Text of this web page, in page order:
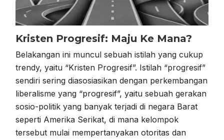
Kristen Progresif: Maju Ke Mana?
Belakangan ini muncul sebuah istilah yang cukup
trendy, yaitu “Kristen Progresif”. Istilah “progresif”
sendiri sering diasosiasikan dengan perkembangan
liberalisme yang “progresif”, yaitu sebuah gerakan
sosio-politik yang banyak terjadi di negara Barat
seperti Amerika Serikat, di mana kelompok
tersebut mulai mempertanyakan otoritas dan